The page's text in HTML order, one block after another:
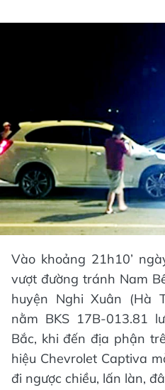
Vào khoảng 21h10’
vượt đường tránh Nam
huyện Nghi Xuân (Hà
nằm BKS 17B-013.81
Bắc, khi đến địa phận
hiệu Chevrolet Captiva
đi ngược chiều, lấn làn,